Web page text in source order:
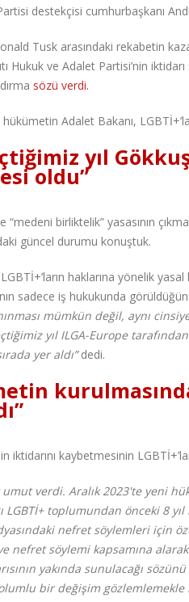
destekçisi cumhurbaşkanı
Tusk arasındaki rekabetin
Hukuk ve Adalet Partisi’nin iktidarı
sözü verdi.
Adalet Bakanı,
yıl
oldu”
birliktelik” yasasının
güncel durumu konuştuk.
haklarına yönelik
sadece iş hukukunda
mümkün değil, aynı
yıl ILGA-Europe
yer aldı”dedi.
iktidarını kaybetmesinin
umut verdi. Aralık 2023'te yeni
LGBTİ+ toplumundan önceki 8
nefret söylemleri için
nefret söylemi kapsamına
yakında sunulacağı
bir değişim gözlemlemekle